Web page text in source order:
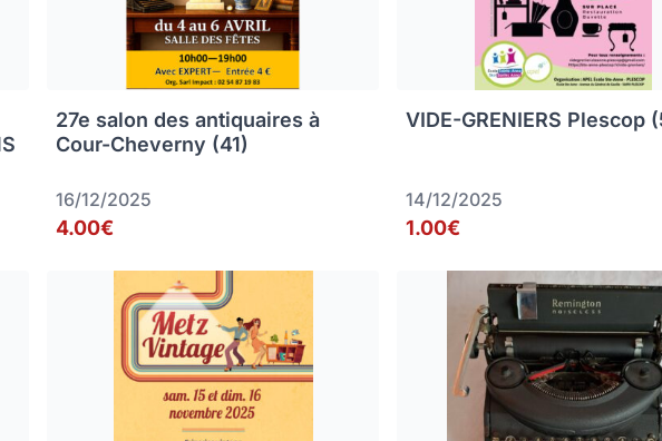
27e salon des antiquaires à
Cour-Cheverny (41)
16/12/2025
4.00€
VIDE-GRENIERS Plescop
14/12/2025
1.00€